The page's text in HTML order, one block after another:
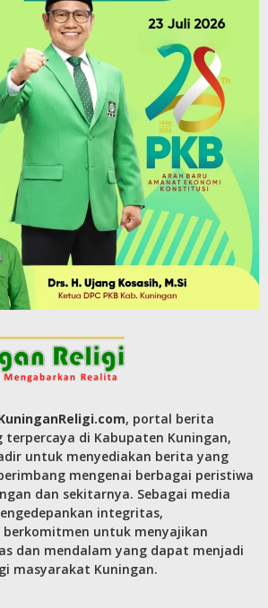
, portal berita
di Kabupaten Kuningan,
untuk menyediakan berita yang
mengenai berbagai peristiwa
dan sekitarnya. Sebagai media
integritas,
berkomitmen untuk menyajikan
dan mendalam yang dapat menjadi
masyarakat Kuningan.